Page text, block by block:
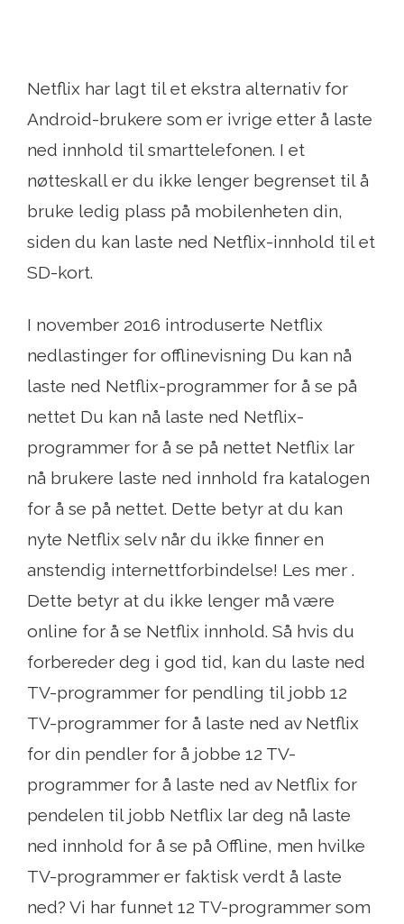
Netflix har lagt til et ekstra alternativ for
Android-brukere som er ivrige etter å laste
ned innhold til smarttelefonen. I et
nøtteskall er du ikke lenger begrenset til å
bruke ledig plass på mobilenheten din,
siden du kan laste ned Netflix-innhold til et
SD-kort.
I november 2016 introduserte Netflix
nedlastinger for offlinevisning Du kan nå
laste ned Netflix-programmer for å se på
nettet Du kan nå laste ned Netflix-
programmer for å se på nettet Netflix lar
nå brukere laste ned innhold fra katalogen
for å se på nettet. Dette betyr at du kan
nyte Netflix selv når du ikke finner en
anstendig internettforbindelse! Les mer .
Dette betyr at du ikke lenger må være
online for å se Netflix innhold. Så hvis du
forbereder deg i god tid, kan du laste ned
TV-programmer for pendling til jobb 12
TV-programmer for å laste ned av Netflix
for din pendler for å jobbe 12 TV-
programmer for å laste ned av Netflix for
pendelen til jobb Netflix lar deg nå laste
ned innhold for å se på Offline, men hvilke
TV-programmer er faktisk verdt å laste
ned? Vi har funnet 12 TV-programmer som